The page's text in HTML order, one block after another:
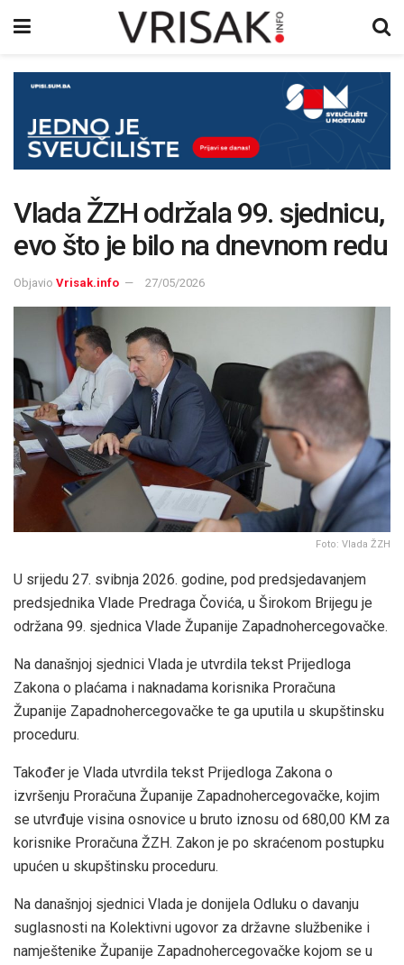
Vlada ŽZH održala 99. sjednicu,
evo što je bilo na dnevnom redu
Objavio Vrisak.info 27/05/2026
Foto: Vlada ŽZH
U srijedu 27. svibnja 2026. godine, pod predsjedavanjem
predsjednika Vlade Predraga Čovića, u Širokom Brijegu je
održana 99. sjednica Vlade Županije Zapadnohercegovačke.
Na današnjoj sjednici Vlada je utvrdila tekst Prijedloga
Zakona o plaćama i naknadama korisnika Proračuna
Županije Zapadnohercegovačke te ga uputila u skupštinsku
proceduru.
Također je Vlada utvrdila tekst Prijedloga Zakona o
izvršenju Proračuna Županije Zapadnohercegovačke, kojim
se utvrđuje visina osnovice u bruto iznosu od 680,00 KM za
korisnike Proračuna ŽZH. Zakon je po skraćenom postupku
upućen u skupštinsku proceduru.
Na današnjoj sjednici Vlada je donijela Odluku o davanju
suglasnosti na Kolektivni ugovor za državne službenike i
namještenike Županije Zapadnohercegovačke kojom se u